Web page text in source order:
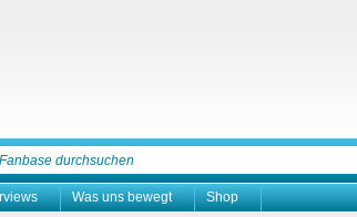
Was uns bewegt Shop